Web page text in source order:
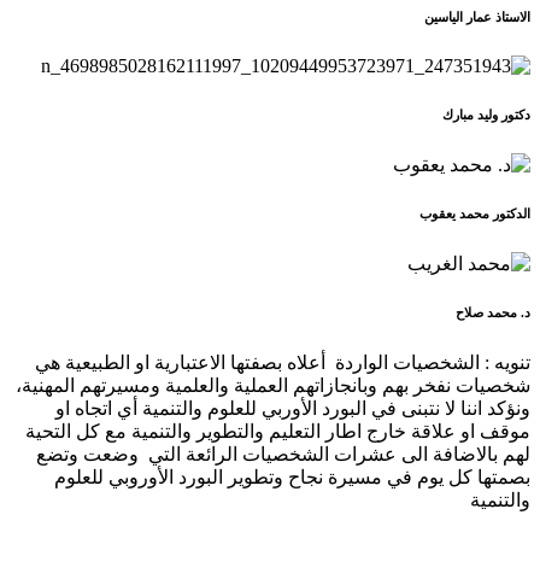
الاستاذ عمار الياسين
دكتور وليد مبارك
الدكتور محمد يعقوب
د. محمد صلاح
تنويه : الشخصيات الواردة أعلاه بصفتها الاعتبارية او الطبيعية هي
شخصيات نفخر بهم وبانجازاتهم العملية والعلمية ومسيرتهم المهنية،
ونؤكد اننا لا نتبنى في البورد الأوربي للعلوم والتنمية أي اتجاه او
موقف او علاقة خارج اطار التعليم والتطوير والتنمية مع كل التحية
لهم بالاضافة الى عشرات الشخصيات الرائعة التي وضعت وتضع
بصمتها كل يوم في مسيرة نجاح وتطوير البورد الأوروبي للعلوم
والتنمية